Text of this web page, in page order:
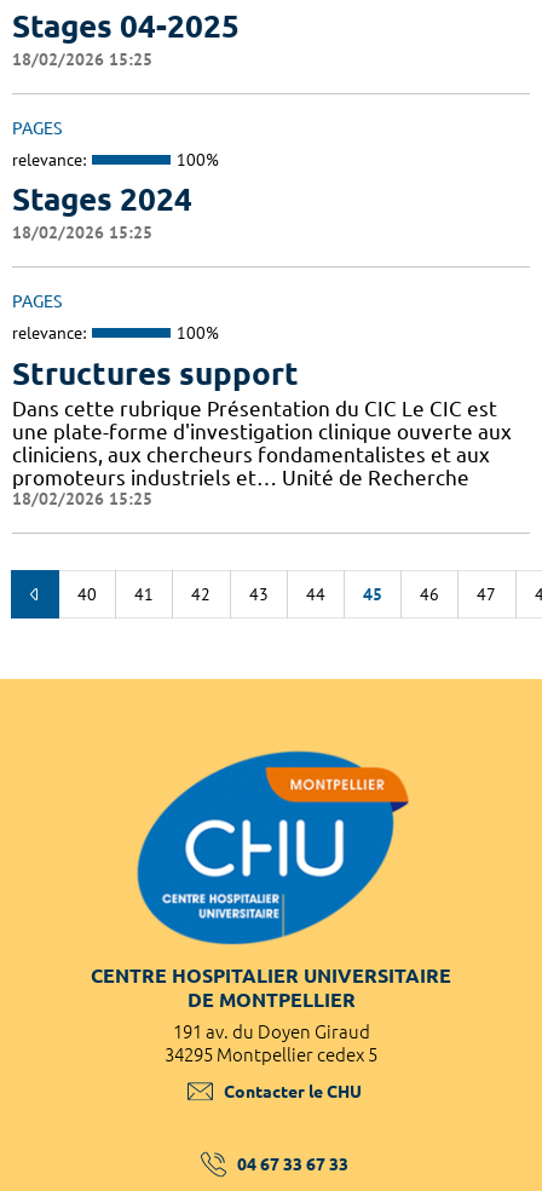
Stages 04-2025
18/02/2026 15:25
PAGES
relevance: 100%
Stages 2024
18/02/2026 15:25
PAGES
relevance: 100%
Structures support
Dans cette rubrique Présentation du CIC Le CIC est
une plate-forme d'investigation clinique ouverte aux
cliniciens, aux chercheurs fondamentalistes et aux
promoteurs industriels et… Unité de Recherche
18/02/2026 15:25
40 41 42 43 44 45 46 47
CENTRE HOSPITALIER UNIVERSITAIRE
DE MONTPELLIER
191 av. du Doyen Giraud
34295 Montpellier cedex 5
Contacter le CHU
04 67 33 67 33